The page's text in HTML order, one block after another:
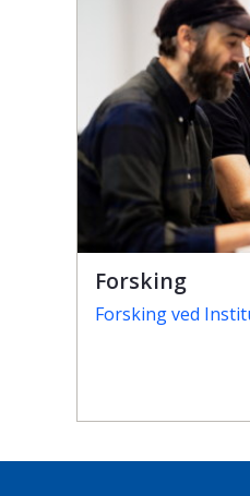
Forsking
Forsking ved